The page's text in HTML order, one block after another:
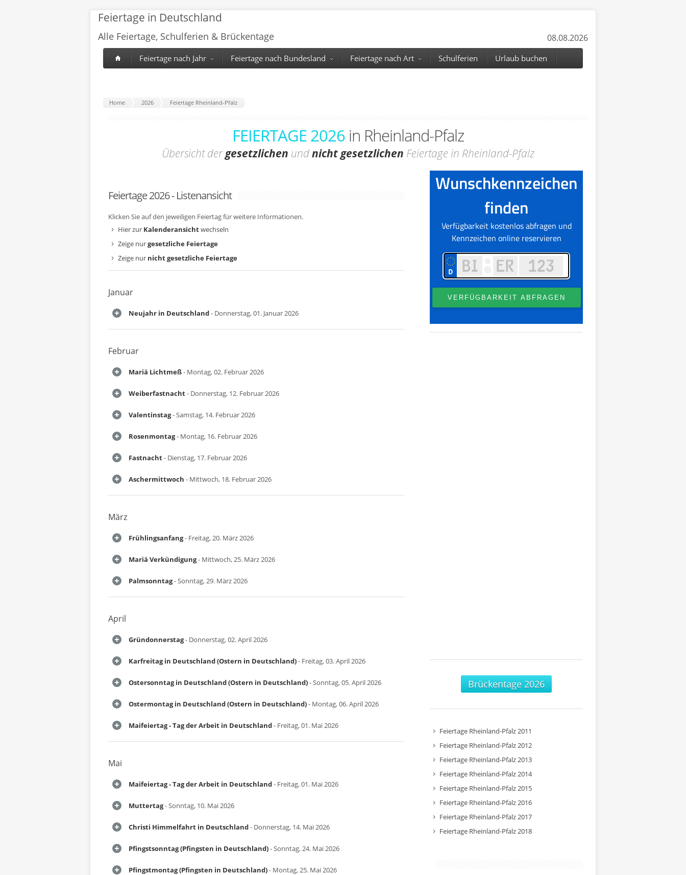
Feiertage in Deutschland
Alle Feiertage, Schulferien & Brückentage 08.08.2026
Feiertage nach Jahr Feiertage nach Bundesland Feiertage nach Art Schulferien Urlaub buchen
Home 2026 Feiertage Rheinland-Pfalz
FEIERTAGE 2026 in Rheinland-Pfalz
Übersicht dergesetzlichen undnicht gesetzlichen Feiertage in Rheinland-Pfalz
Feiertage 2026 - Listenansicht
Klicken Sie auf den jeweiligen Feiertag für weitere Informationen.
Hier zur Kalenderansichtwechseln
Zeige nurgesetzliche Feiertage
Zeige nur nicht gesetzliche Feiertage
Januar
Neujahr in Deutschland- Donnerstag, 01. Januar 2026
Februar
Mariä Lichtmeß- Montag, 02. Februar 2026
Weiberfastnacht- Donnerstag, 12. Februar 2026
Valentinstag- Samstag, 14. Februar 2026
Rosenmontag- Montag, 16. Februar 2026
Fastnacht- Dienstag, 17. Februar 2026
Aschermittwoch - Mittwoch, 18. Februar 2026
März
Frühlingsanfang- Freitag, 20. März 2026
Mariä Verkündigung- Mittwoch, 25. März 2026
Palmsonntag- Sonntag, 29. März 2026
April
Gründonnerstag- Donnerstag, 02. April 2026
Karfreitag in Deutschland (Ostern in Deutschland)- Freitag, 03. April 2026
Ostersonntag in Deutschland (Ostern in Deutschland)- Sonntag, 05. April 2026
Ostermontag in Deutschland (Ostern in Deutschland)- Montag, 06. April 2026
Maifeiertag - Tag der Arbeit in Deutschland- Freitag, 01. Mai 2026
Mai
Maifeiertag - Tag der Arbeit in Deutschland- Freitag, 01. Mai 2026
Muttertag- Sonntag, 10. Mai 2026
Christi Himmelfahrt in Deutschland- Donnerstag, 14. Mai 2026
Pfingstsonntag (Pfingsten in Deutschland)- Sonntag, 24. Mai 2026
Pfingstmontag (Pfingsten in Deutschland)- Montag, 25. Mai 2026
Brückentage 2026
Feiertage Rheinland-Pfalz 2011
Feiertage Rheinland-Pfalz 2012
Feiertage Rheinland-Pfalz 2013
Feiertage Rheinland-Pfalz 2014
Feiertage Rheinland-Pfalz 2015
Feiertage Rheinland-Pfalz 2016
Feiertage Rheinland-Pfalz 2017
Feiertage Rheinland-Pfalz 2018